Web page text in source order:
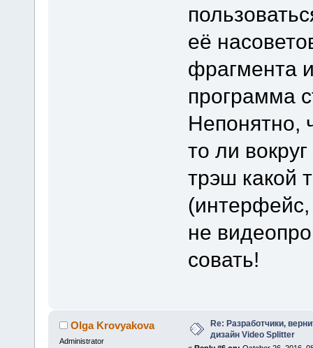
её
фрагмента
программа
Непонятно,
то ли
трэш какой
не
совать!
Olga Krovyakova
Administrator
Re: Разработчики,
дизайн Video Splitter